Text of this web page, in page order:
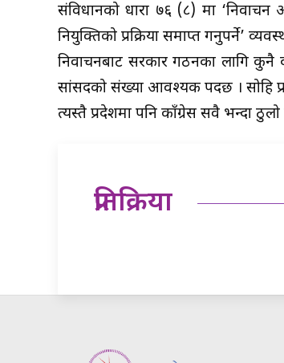
संविधानको धारा ७६ (८) मा ‘निर्वाचन
नियुक्तिको प्रक्रिया समाप्त गर्नुपर्ने’
निर्वाचनबाट सरकार गठनका लागि
सांसदको संख्या आवश्यक पर्दछ । सोहि
त्यस्तै प्रदेशमा पनि काँग्रेस सवै भन्दा
प्रतिक्रिया